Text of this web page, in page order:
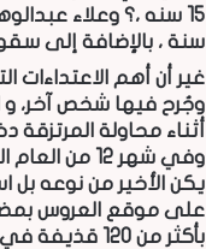
سنة ، بالإضافة إلى سقوط 10شهداء اليوم الاحد
أثناء محاولة
يكن الأخير من نوعه بل
بأكثر من 120 قذيفة في محاولة لدخول القرية.